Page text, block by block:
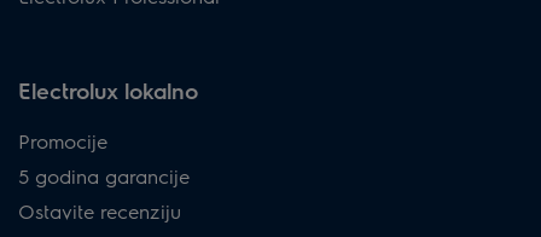
Electrolux lokalno
Promocije
5 godina garancije
Ostavite recenziju